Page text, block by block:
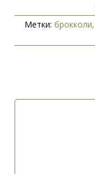
Метки: брокколи,